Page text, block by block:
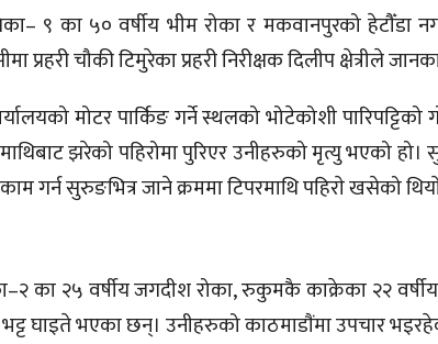
९ का ५० वर्षीय भीम रोका र मकवानपुरको हेटौँडा
चौकी टिमुरेका प्रहरी निरीक्षक दिलीप क्षेत्रीले
मोटर पार्किङ गर्ने स्थलको भोटेकोशी
झरेको पहिरोमा पुरिएर उनीहरुको मृत्यु भएको हो।
गर्न सुरुङभित्र जाने क्रममा टिपरमाथि पहिराे खसेको
का २५ वर्षीय जगदीश रोका, रुकुमकै काक्रेका २२
घाइते भएका छन्। उनीहरुको काठमाडाैंमा उपचार